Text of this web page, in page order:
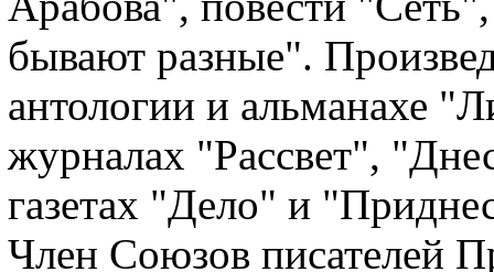
бывают разные".
антологии и альманахе
журналах "Рассвет",
газетах "Дело" и
Член Союзов писателей